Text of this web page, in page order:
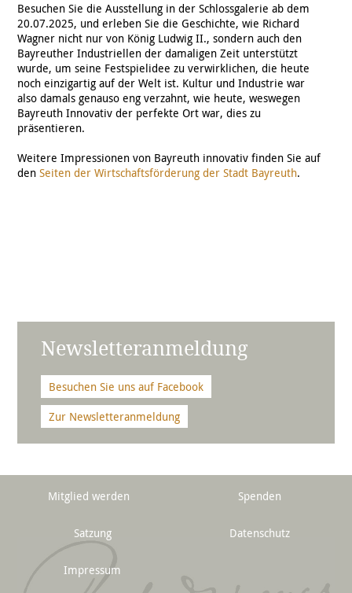
Besuchen Sie die Ausstellung in der Schlossgalerie ab dem
20.07.2025, und erleben Sie die Geschichte, wie Richard
Wagner nicht nur von König Ludwig II., sondern auch den
Bayreuther Industriellen der damaligen Zeit unterstützt
wurde, um seine Festspielidee zu verwirklichen, die heute
noch einzigartig auf der Welt ist. Kultur und Industrie war
also damals genauso eng verzahnt, wie heute, weswegen
Bayreuth Innovativ der perfekte Ort war, dies zu
präsentieren.
Weitere Impressionen von Bayreuth innovativ finden Sie auf
denSeiten der Wirtschaftsförderung der Stadt Bayreuth.
Newsletteranmeldung
Besuchen Sie uns auf Facebook
Zur Newsletteranmeldung
Mitglied werden Spenden
Satzung Datenschutz
Impressum